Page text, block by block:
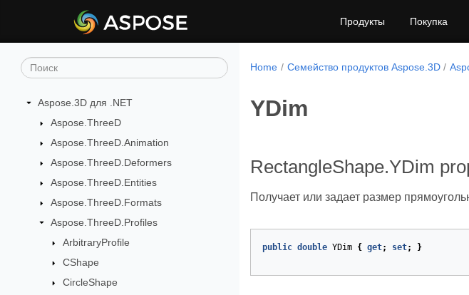
Продукты Покупка
Aspose.3D для .NET
Aspose.ThreeD
Aspose.ThreeD.Animation
Aspose.ThreeD.Deformers
Aspose.ThreeD.Entities
Aspose.ThreeD.Formats
Aspose.ThreeD.Profiles
ArbitraryProfile
CShape
CircleShape
Home Семейство продуктов Aspose.3D
YDim
RectangleShape.YDim
Получает или задает размер
public double YDim { get; set; }